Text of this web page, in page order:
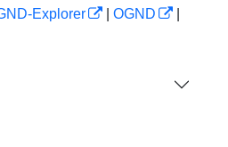
Explorer OGND